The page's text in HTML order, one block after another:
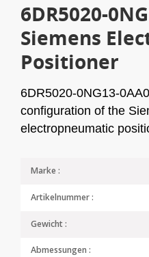
6DR5020-
Siemens
Positioner
6DR5020-0NG13-
configuration of the
electropneumatic
Marke :
Artikelnummer :
Gewicht :
Abmessungen :